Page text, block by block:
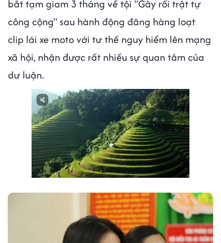
bắt tạm giam 3 tháng về tội "Gây rối trật tự
công cộng" sau hành động đăng hàng loạt
clip lái xe moto với tư thế nguy hiểm lên mạng
xã hội, nhận được rất nhiều sự quan tâm của
dư luận.